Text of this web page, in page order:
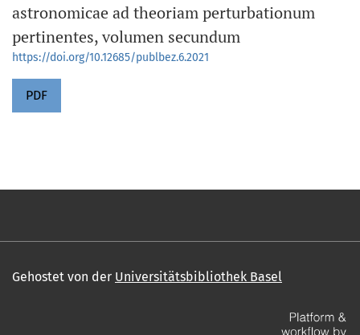
astronomicae ad theoriam perturbationum
pertinentes, volumen secundum
https://doi.org/10.12685/publbez.6.2021
PDF
Gehostet von der Universitätsbibliothek Basel